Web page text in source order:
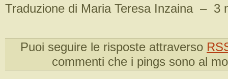
Traduzione di Maria Teresa Inzaina – 3
Puoi seguire le risposte attraverso
commenti che i pings sono al